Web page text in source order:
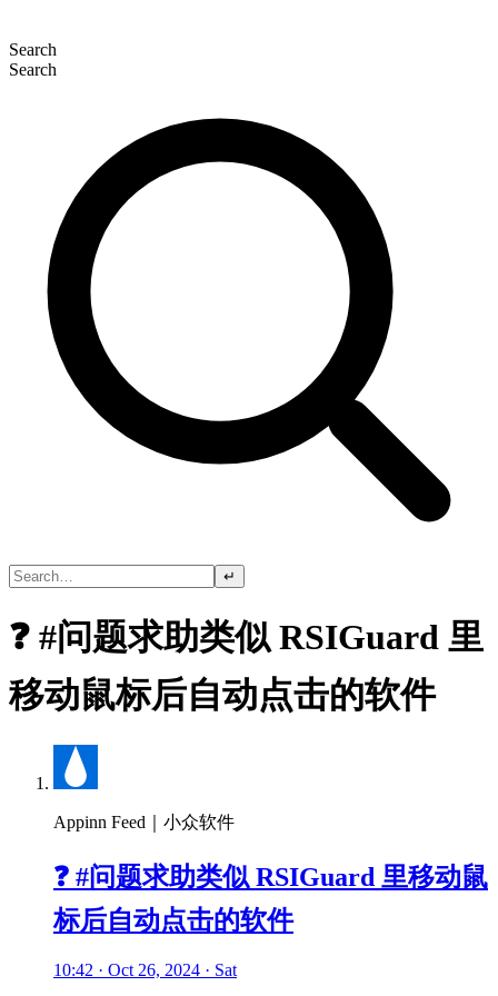
Search
Search
↵
❓ #问题求助类似 RSIGuard 里
移动鼠标后自动点击的软件
Appinn Feed｜小众软件
❓ #问题求助类似 RSIGuard 里移动鼠
标后自动点击的软件
10:42 · Oct 26, 2024 · Sat